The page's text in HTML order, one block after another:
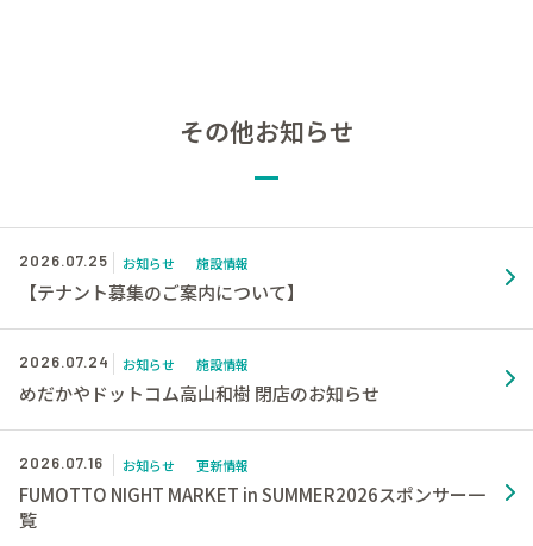
その他お知らせ
2026.07.25 お知らせ 施設情報
【テナント募集のご案内について】
2026.07.24 お知らせ 施設情報
めだかやドットコム高山和樹 閉店のお知らせ
2026.07.16 お知らせ 更新情報
FUMOTTO NIGHT MARKET in SUMMER2026スポンサー一
覧